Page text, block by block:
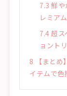
7.3 鮮や
レミア
7.4 超ス
ョント
8 【まと
イテムで色